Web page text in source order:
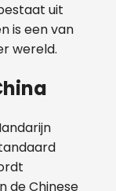
uit
is een van
wereld.
de Chinese